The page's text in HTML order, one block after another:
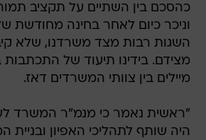
כהסכם בין השתיים על תקציב
וניכר כיום לאחר בחינה מחודשת
השגות רבות מצד משרדנו, שלא
מצידם. בידינו תיעוד של התכתבות
מיילים בין צוותי המשרדים דאז.
"ראשית נאמר כי מנמ"ר המשרד
היה שותף לתהליכי האפיון ובניית